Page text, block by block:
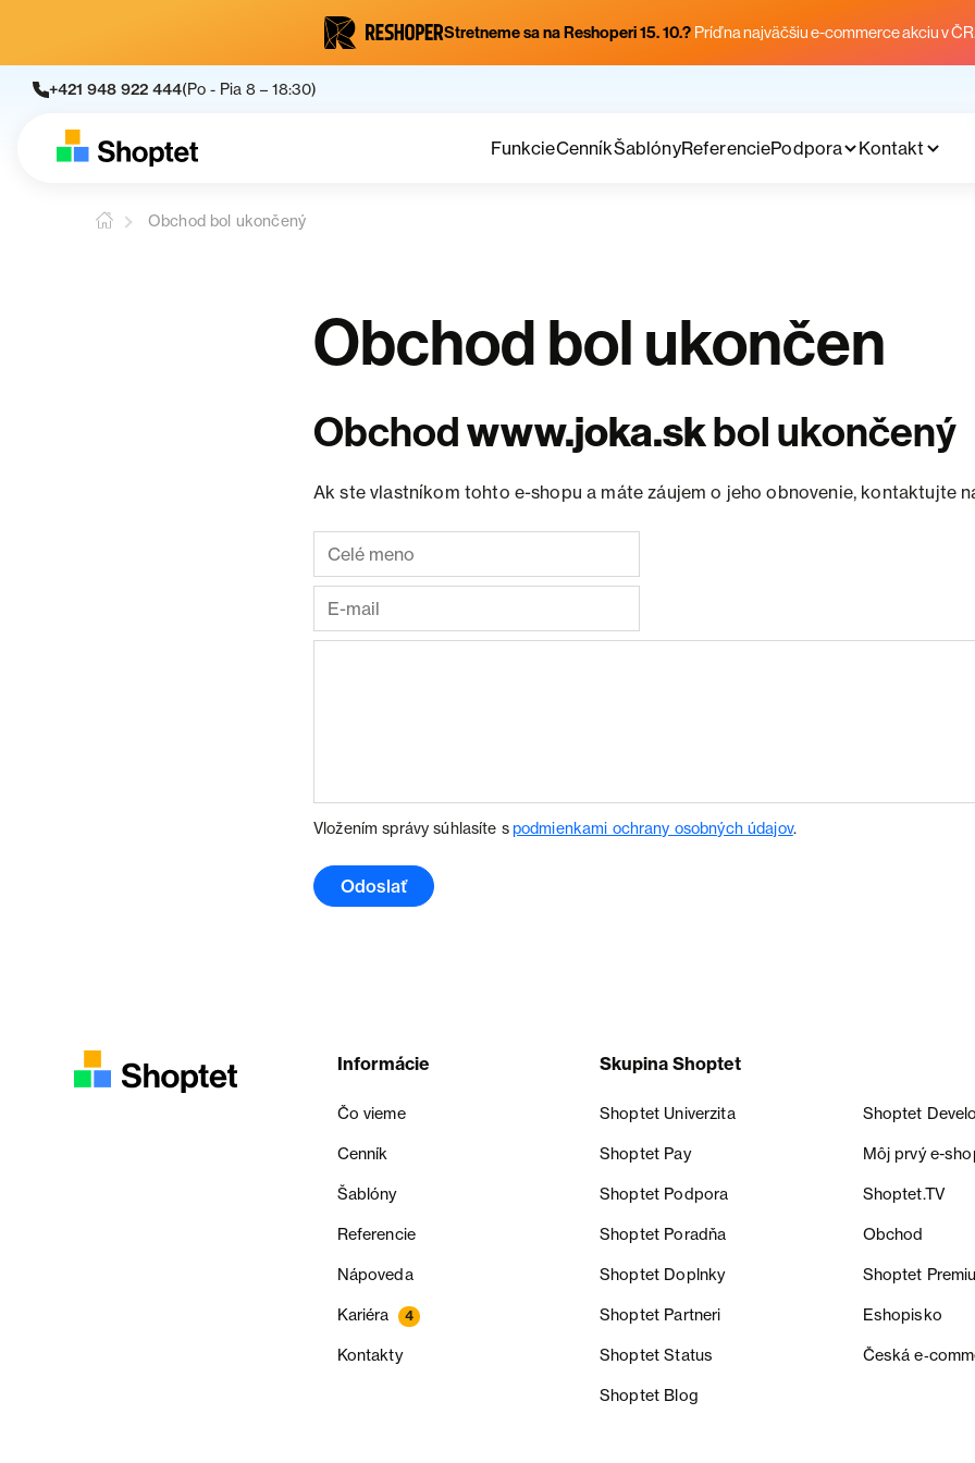
Stretneme sa na Reshoperi 15. 10.? Príď na najväčšiu e-commerce akciu v
+421 948 922 444(Po - Pia 8 – 18:30)
FunkcieCenníkŠablónyReferenciePodpora Kontakt
Obchod bol ukončený
Obchod bol ukončen
Obchodwww.joka.skbol ukončený
Ak ste vlastníkom tohto e-shopu a máte záujem o jeho obnovenie, kontaktujte
Vložením správy súhlasíte spodmienkami ochrany osobných údajov.
Odoslať
Informácie
Čo vieme
Cenník
Šablóny
Referencie
Nápoveda
Kariéra 4
Kontakty
Skupina Shoptet
Shoptet Univerzita Shoptet
Shoptet Pay Môj prvý e-
Shoptet Podpora Shoptet.TV
Shoptet Poradňa Obchod
Shoptet Doplnky Shoptet
Shoptet Partneri Eshopisko
Shoptet Status Česká
Shoptet Blog